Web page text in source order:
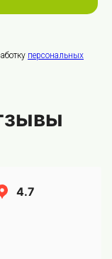
персональных
4.7